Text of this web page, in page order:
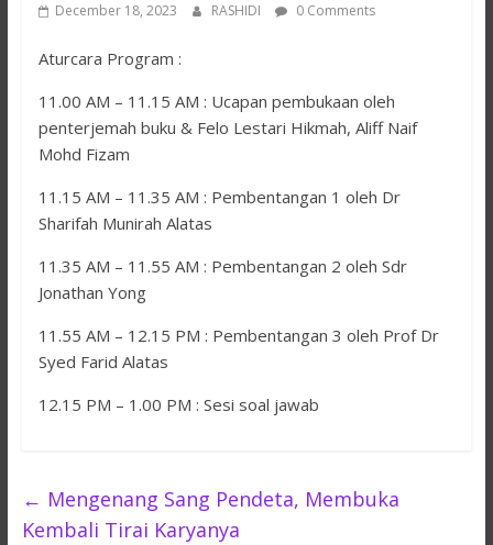
December 18, 2023 RASHIDI 0 Comments
Aturcara Program :
11.00 AM – 11.15 AM : Ucapan pembukaan oleh
penterjemah buku & Felo Lestari Hikmah, Aliff Naif
Mohd Fizam
11.15 AM – 11.35 AM : Pembentangan 1 oleh Dr
Sharifah Munirah Alatas
11.35 AM – 11.55 AM : Pembentangan 2 oleh Sdr
Jonathan Yong
11.55 AM – 12.15 PM : Pembentangan 3 oleh Prof Dr
Syed Farid Alatas
12.15 PM – 1.00 PM : Sesi soal jawab
← Mengenang Sang Pendeta, Membuka
Kembali Tirai Karyanya